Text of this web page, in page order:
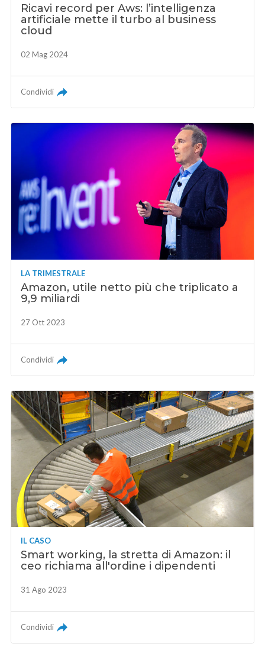
Ricavi record per Aws: l’intelligenza
artificiale mette il turbo al business
cloud
02 Mag 2024
Condividi
LA TRIMESTRALE
Amazon, utile netto più che triplicato a
9,9 miliardi
27 Ott 2023
Condividi
IL CASO
Smart working, la stretta di Amazon: il
ceo richiama all'ordine i dipendenti
31 Ago 2023
Condividi